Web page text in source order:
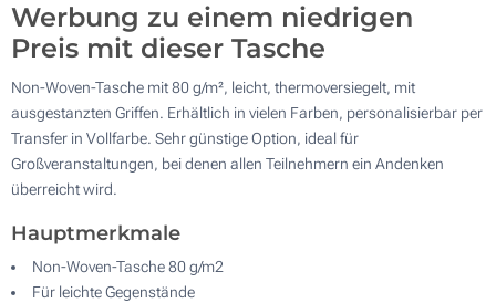
Werbung zu einem niedrigen
Preis mit dieser Tasche
Non-Woven-Tasche mit 80 g/m², leicht, thermoversiegelt, mit
ausgestanzten Griffen. Erhältlich in vielen Farben, personalisierbar per
Transfer in Vollfarbe. Sehr günstige Option, ideal für
Großveranstaltungen, bei denen allen Teilnehmern ein Andenken
überreicht wird.
Hauptmerkmale
Non-Woven-Tasche 80 g/m2
Für leichte Gegenstände